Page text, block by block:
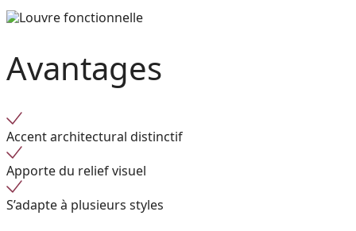
Avantages
Accent architectural distinctif
Apporte du relief visuel
S’adapte à plusieurs styles